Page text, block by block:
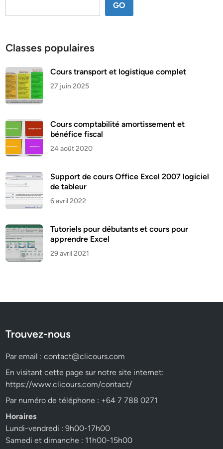
GO
Classes populaires
Cours transport et logistique complet
27 juin 2025
Cours comptabilité amortissement et
bénéfice fiscal
24 août 2020
Support de cours Office Excel 2007 logiciel
de tableur
6 avril 2022
Tutoriels pour débutants et cours pour
apprendre Excel
29 avril 2021
Trouvez-nous
Par email :contact@clicours.com
En visitant cette page sur notre site internet:
https://www.clicours.com/contact/
Par numéro de téléphone : +64 7 788 0271
Horaires
Lundi-vendredi : 9h00-17h00
Samedi et dimanche : 11h00-15h00